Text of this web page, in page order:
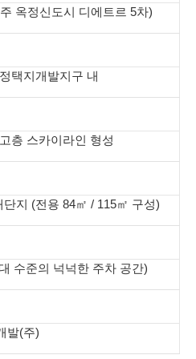
옥정신도시 디에트르 5차)
택지개발지구 내
층 스카이라인 형성
단지 (전용 84㎡ / 115㎡ 구성)
수준의 넉넉한 주차 공간)
발(주)